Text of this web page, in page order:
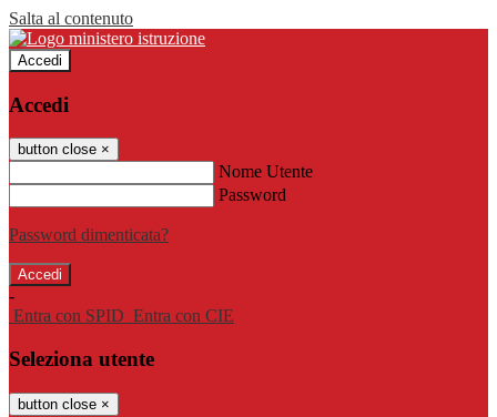
Salta al contenuto
Accedi
Accedi
button close ×
Nome Utente
Password
Password dimenticata?
-
Entra con SPID Entra con CIE
Seleziona utente
button close ×